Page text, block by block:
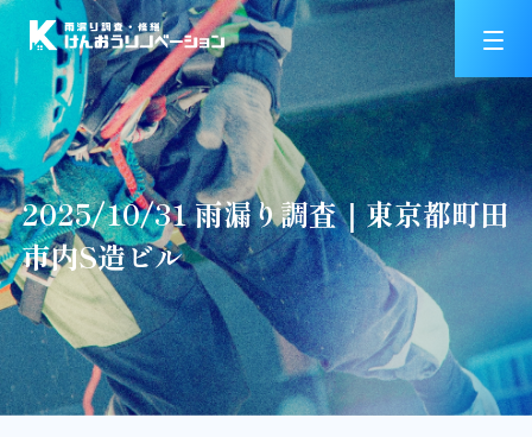
2025/10/31 雨漏り調査｜東京都町田
市内S造ビル